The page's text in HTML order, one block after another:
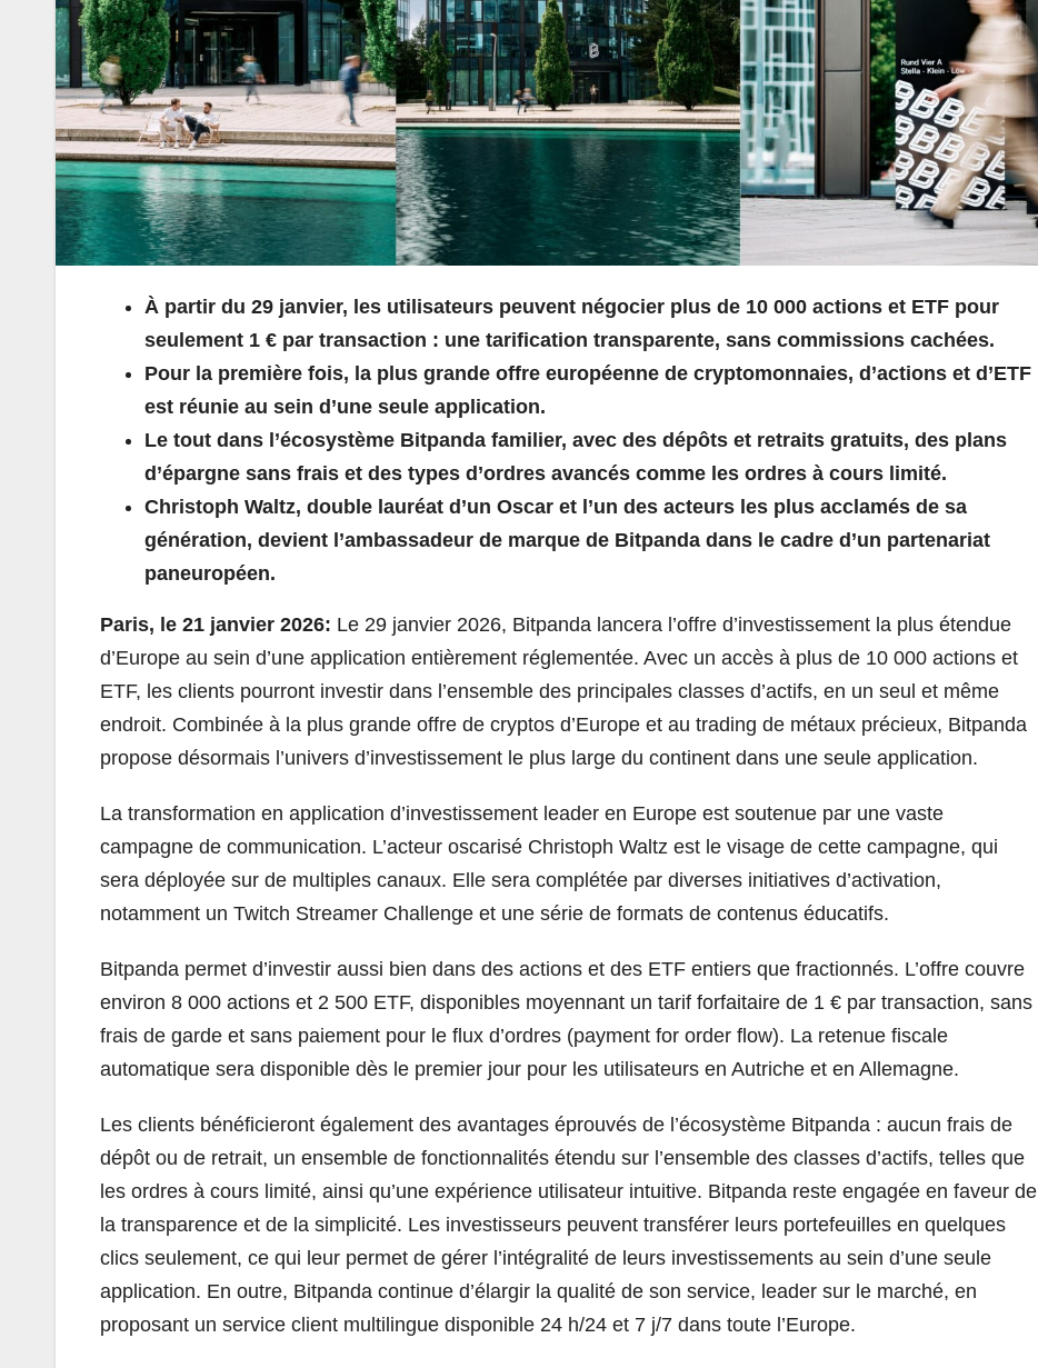
À partir du 29 janvier, les utilisateurs peuvent négocier plus de 10 000 actions et ETF pour
seulement 1 € par transaction : une tarification transparente, sans commissions cachées.
Pour la première fois, la plus grande offre européenne de cryptomonnaies, d’actions et d’ETF
est réunie au sein d’une seule application.
Le tout dans l’écosystème Bitpanda familier, avec des dépôts et retraits gratuits, des plans
d’épargne sans frais et des types d’ordres avancés comme les ordres à cours limité.
Christoph Waltz, double lauréat d’un Oscar et l’un des acteurs les plus acclamés de sa
génération, devient l’ambassadeur de marque de Bitpanda dans le cadre d’un partenariat
paneuropéen.
Paris, le 21 janvier 2026: Le 29 janvier 2026, Bitpanda lancera l’offre d’investissement la plus étendue
d’Europe au sein d’une application entièrement réglementée. Avec un accès à plus de 10 000 actions et
ETF, les clients pourront investir dans l’ensemble des principales classes d’actifs, en un seul et même
endroit. Combinée à la plus grande offre de cryptos d’Europe et au trading de métaux précieux, Bitpanda
propose désormais l’univers d’investissement le plus large du continent dans une seule application.
La transformation en application d’investissement leader en Europe est soutenue par une vaste
campagne de communication. L’acteur oscarisé Christoph Waltz est le visage de cette campagne, qui
sera déployée sur de multiples canaux. Elle sera complétée par diverses initiatives d’activation,
notamment un Twitch Streamer Challenge et une série de formats de contenus éducatifs.
Bitpanda permet d’investir aussi bien dans des actions et des ETF entiers que fractionnés. L’offre couvre
environ 8 000 actions et 2 500 ETF, disponibles moyennant un tarif forfaitaire de 1 € par transaction, sans
frais de garde et sans paiement pour le flux d’ordres (payment for order flow). La retenue fiscale
automatique sera disponible dès le premier jour pour les utilisateurs en Autriche et en Allemagne.
Les clients bénéficieront également des avantages éprouvés de l’écosystème Bitpanda : aucun frais de
dépôt ou de retrait, un ensemble de fonctionnalités étendu sur l’ensemble des classes d’actifs, telles que
les ordres à cours limité, ainsi qu’une expérience utilisateur intuitive. Bitpanda reste engagée en faveur de
la transparence et de la simplicité. Les investisseurs peuvent transférer leurs portefeuilles en quelques
clics seulement, ce qui leur permet de gérer l’intégralité de leurs investissements au sein d’une seule
application. En outre, Bitpanda continue d’élargir la qualité de son service, leader sur le marché, en
proposant un service client multilingue disponible 24 h/24 et 7 j/7 dans toute l’Europe.